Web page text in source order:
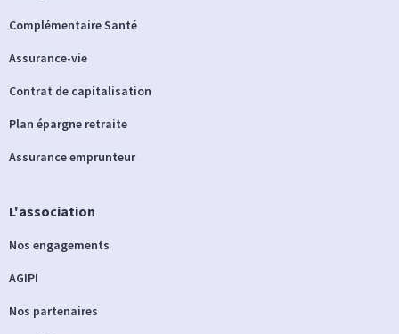
Complémentaire Santé
Assurance-vie
Contrat de capitalisation
Plan épargne retraite
Assurance emprunteur
L'association
Nos engagements
AGIPI
Nos partenaires